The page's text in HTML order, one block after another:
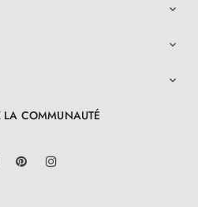



LA COMMUNAUTÉ
YouTube Pinterest